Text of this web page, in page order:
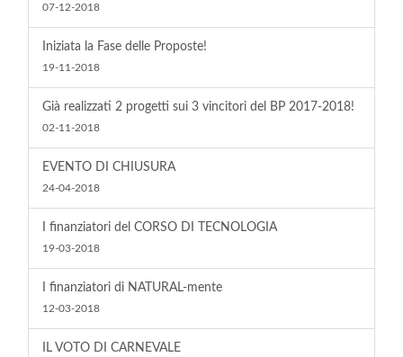
07-12-2018
Iniziata la Fase delle Proposte!
19-11-2018
Già realizzati 2 progetti sui 3 vincitori del BP 2017-2018!
02-11-2018
EVENTO DI CHIUSURA
24-04-2018
I finanziatori del CORSO DI TECNOLOGIA
19-03-2018
I finanziatori di NATURAL-mente
12-03-2018
IL VOTO DI CARNEVALE